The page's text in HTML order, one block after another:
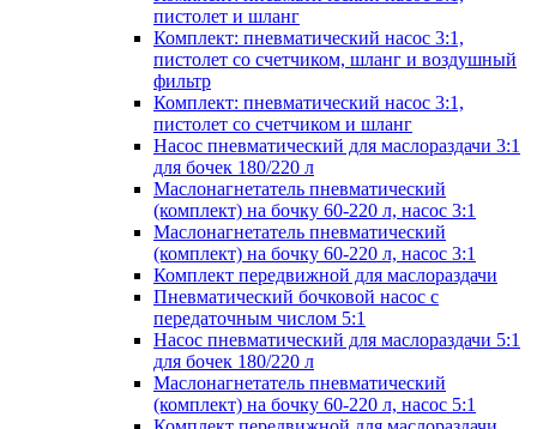
пистолет и шланг
Комплект: пневматический насос 3:1,
пистолет со счетчиком, шланг и воздушный
фильтр
Комплект: пневматический насос 3:1,
пистолет со счетчиком и шланг
Насос пневматический для маслораздачи 3:1
для бочек 180/220 л
Маслонагнетатель пневматический
(комплект) на бочку 60-220 л, насос 3:1
Маслонагнетатель пневматический
(комплект) на бочку 60-220 л, насос 3:1
Комплект передвижной для маслораздачи
Пневматический бочковой насос с
передаточным числом 5:1
Насос пневматический для маслораздачи 5:1
для бочек 180/220 л
Маслонагнетатель пневматический
(комплект) на бочку 60-220 л, насос 5:1